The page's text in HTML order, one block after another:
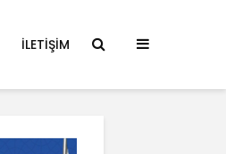
İLETIŞIM